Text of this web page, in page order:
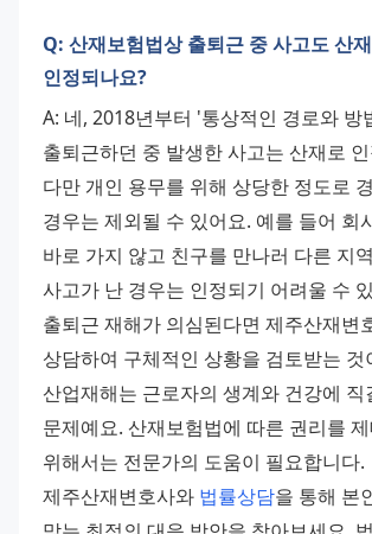
Q: 산재보험법상 출퇴근 중 사고도 산
인정되나요?
A: 네, 2018년부터 '통상적인 경로와 방
출퇴근하던 중 발생한 사고는 산재로
다만 개인 용무를 위해 상당한 정도로
경우는 제외될 수 있어요. 예를 들어 회
바로 가지 않고 친구를 만나러 다른 지
사고가 난 경우는 인정되기 어려울 수
출퇴근 재해가 의심된다면 제주산재변
상담하여 구체적인 상황을 검토받는 것
산업재해는 근로자의 생계와 건강에
문제예요. 산재보험법에 따른 권리를
위해서는 전문가의 도움이 필요합니다.
제주산재변호사와 법률상담을 통해 본